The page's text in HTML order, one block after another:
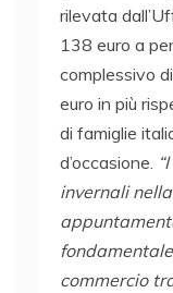
rilevata
138 euro a
complessivo
euro in più
di famiglie
d’occasione.
invernali
commercio